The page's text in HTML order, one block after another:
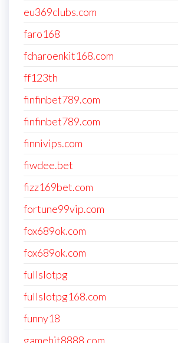
eu369clubs.com
faro168
fcharoenkit168.com
ff123th
finfinbet789.com
finfinbet789.com
finnivips.com
fiwdee.bet
fizz169bet.com
fortune99vip.com
fox689ok.com
fox689ok.com
fullslotpg
fullslotpg168.com
funny18
gamehit8888.com